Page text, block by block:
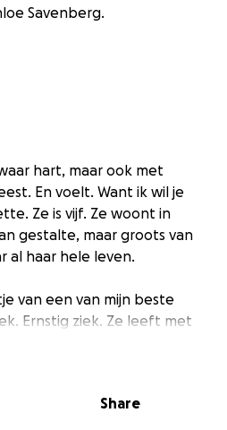
Savenberg.
hart, maar ook met
En voelt. Want ik wil je
Ze is vijf. Ze woont in
gestalte, maar groots van
al haar hele leven.
van een van mijn beste
Ernstig ziek. Ze leeft met
ziekte die onder andere
verbazen. Haar lijst van
Share